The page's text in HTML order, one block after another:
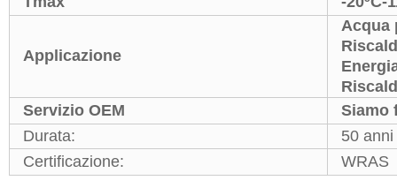
Applicazione
Acqua
Servizio OEM
Siamo
Durata:
50 anni
Certificazione:
WRAS